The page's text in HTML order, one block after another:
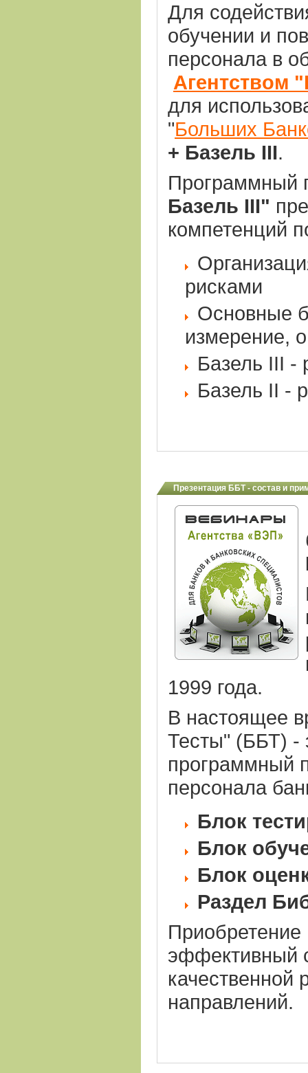
Для
обучении и
персонала в
Агентством
для
"Больших
+ Базель III.
Программный
Базель III"
компетенций
рисками
Основные
измерение,
Базель III -
Базель II -
Презентация ББТ - состав и
1999 года.
В настоящее
Тесты" (ББТ) -
программный
персонала
Блок
Блок
Блок
Раздел
Приобретение
эффективный
качественной
направлений.